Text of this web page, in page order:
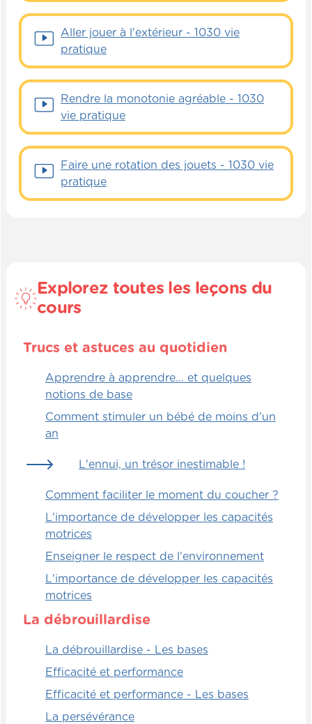
Aller jouer à l'extérieur - 1030 vie
pratique
Rendre la monotonie agréable - 1030
vie pratique
Faire une rotation des jouets - 1030 vie
pratique
Explorez toutes les leçons du
cours
Trucs et astuces au quotidien
Apprendre à apprendre... et quelques
notions de base
Comment stimuler un bébé de moins d'un
an
L'ennui, un trésor inestimable !
Comment faciliter le moment du coucher ?
L'importance de développer les capacités
motrices
Enseigner le respect de l'environnement
L'importance de développer les capacités
motrices
La débrouillardise
La débrouillardise - Les bases
Efficacité et performance
Efficacité et performance - Les bases
La persévérance